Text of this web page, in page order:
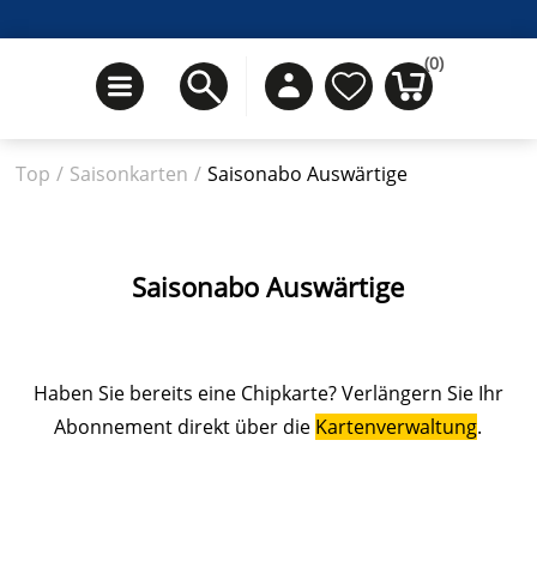
(0)
Top / Saisonkarten / Saisonabo Auswärtige
Saisonabo Auswärtige
Haben Sie bereits eine Chipkarte? Verlängern Sie Ihr
Abonnement direkt über die Kartenverwaltung.